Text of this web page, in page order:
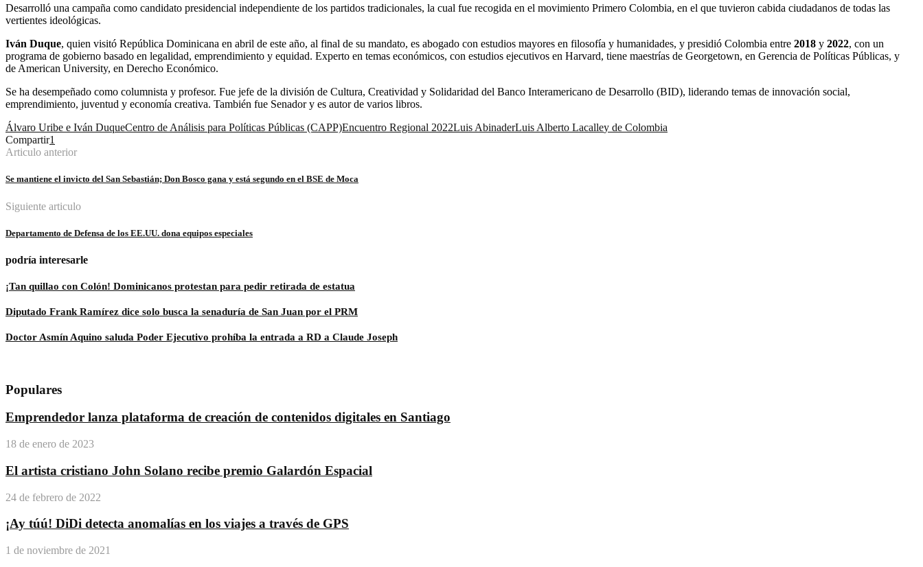
Desarrolló una campaña como candidato presidencial independiente de los partidos tradicionales, la cual fue recogida en el movimiento Primero Colombia, en el que tuvieron cabida ciudadanos de todas las
vertientes ideológicas.
Iván Duque, quien visitó República Dominicana en abril de este año, al final de su mandato, es abogado con estudios mayores en filosofía y humanidades, y presidió Colombia entre 2018 y 2022, con un
programa de gobierno basado en legalidad, emprendimiento y equidad. Experto en temas económicos, con estudios ejecutivos en Harvard, tiene maestrías de Georgetown, en Gerencia de Políticas Públicas, y
de American University, en Derecho Económico.
Se ha desempeñado como columnista y profesor. Fue jefe de la división de Cultura, Creatividad y Solidaridad del Banco Interamericano de Desarrollo (BID), liderando temas de innovación social,
emprendimiento, juventud y economía creativa. También fue Senador y es autor de varios libros.
Álvaro Uribe e Iván DuqueCentro de Análisis para Políticas Públicas (CAPP)Encuentro Regional 2022Luis AbinaderLuis Alberto Lacalley de Colombia
Compartir1
Articulo anterior
Se mantiene el invicto del San Sebastián; Don Bosco gana y está segundo en el BSE de Moca
Siguiente articulo
Departamento de Defensa de los EE.UU. dona equipos especiales
podría interesarle
¡Tan quillao con Colón! Dominicanos protestan para pedir retirada de estatua
Diputado Frank Ramírez dice solo busca la senaduría de San Juan por el PRM
Doctor Asmín Aquino saluda Poder Ejecutivo prohíba la entrada a RD a Claude Joseph
Populares
Emprendedor lanza plataforma de creación de contenidos digitales en Santiago
18 de enero de 2023
El artista cristiano John Solano recibe premio Galardón Espacial
24 de febrero de 2022
¡Ay túú! DiDi detecta anomalías en los viajes a través de GPS
1 de noviembre de 2021